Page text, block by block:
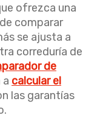
ofrezca una
comparar
se ajusta a
correduría de
de
a calcular el
las garantías